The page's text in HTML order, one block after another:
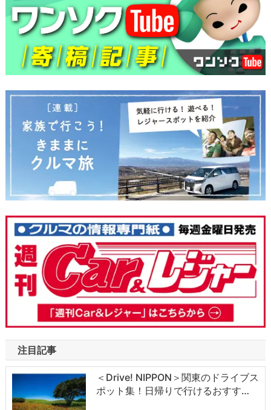
注目記事
＜Drive! NIPPON＞関東のドライブス
ポット集！日帰りで行けるおすす…